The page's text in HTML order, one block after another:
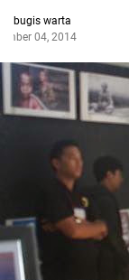
bugis warta
04, 2014